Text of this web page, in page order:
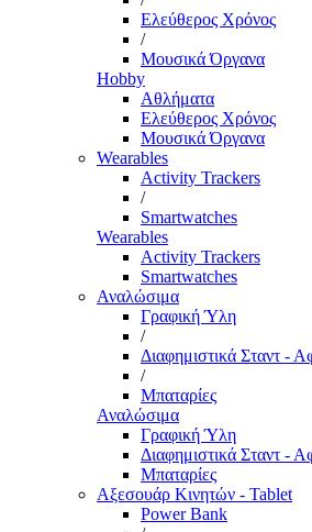
Ελεύθερος Χρόνος
/
Μουσικά Όργανα
Hobby
Αθλήματα
Ελεύθερος Χρόνος
Μουσικά Όργανα
Wearables
Activity Trackers
/
Smartwatches
Wearables
Activity Trackers
Smartwatches
Αναλώσιμα
Γραφική Ύλη
/
Διαφημιστικά Σταντ -
/
Μπαταρίες
Αναλώσιμα
Γραφική Ύλη
Διαφημιστικά Σταντ -
Μπαταρίες
Αξεσουάρ Κινητών - Tablet
Power Bank